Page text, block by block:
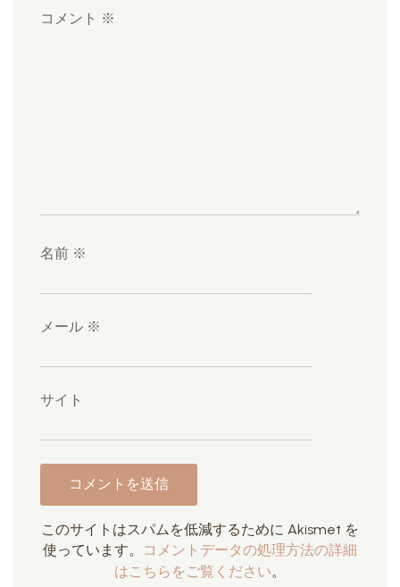
コメント ※
名前 ※
メール ※
サイト
このサイトはスパムを低減するために Akismet を
使っています。
コメントデータの処理方法の詳細
はこちらをご覧ください。